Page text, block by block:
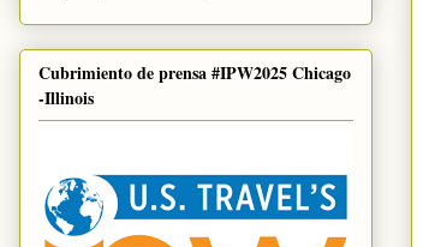
Cubrimiento de prensa #IPW2025 Chicago
-Illinois